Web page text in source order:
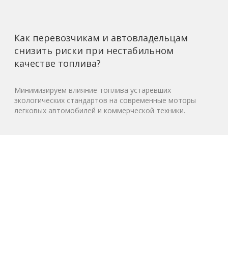
Как перевозчикам и автовладельцам
снизить риски при нестабильном
качестве топлива?
Минимизируем влияние топлива устаревших
экологических стандартов на современные моторы
легковых автомобилей и коммерческой техники.